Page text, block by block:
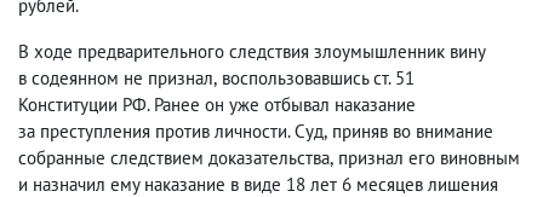
рублей.
В ходе предварительного следствия злоумышленник вину
в содеянном не признал, воспользовавшись ст. 51
Конституции РФ. Ранее он уже отбывал наказание
за преступления против личности. Суд, приняв во внимание
собранные следствием доказательства, признал его виновным
и назначил ему наказание в виде 18 лет 6 месяцев лишения